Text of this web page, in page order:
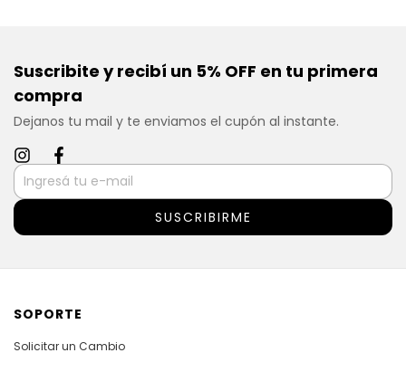
Suscribite y recibí un 5% OFF en tu primera
compra
Dejanos tu mail y te enviamos el cupón al instante.
SOPORTE
Solicitar un Cambio